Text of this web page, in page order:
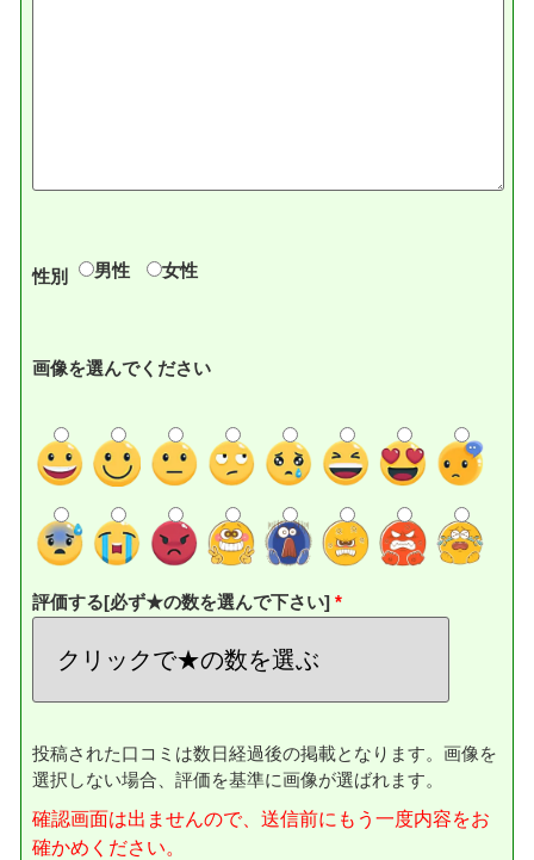
性別 男性 女性
画像を選んでください
評価する[必ず★の数を選んで下さい]
投稿された口コミは数日経過後の掲載となります。画像を
選択しない場合、評価を基準に画像が選ばれます。
確認画面は出ませんので、送信前にもう一度内容をお
確かめください。